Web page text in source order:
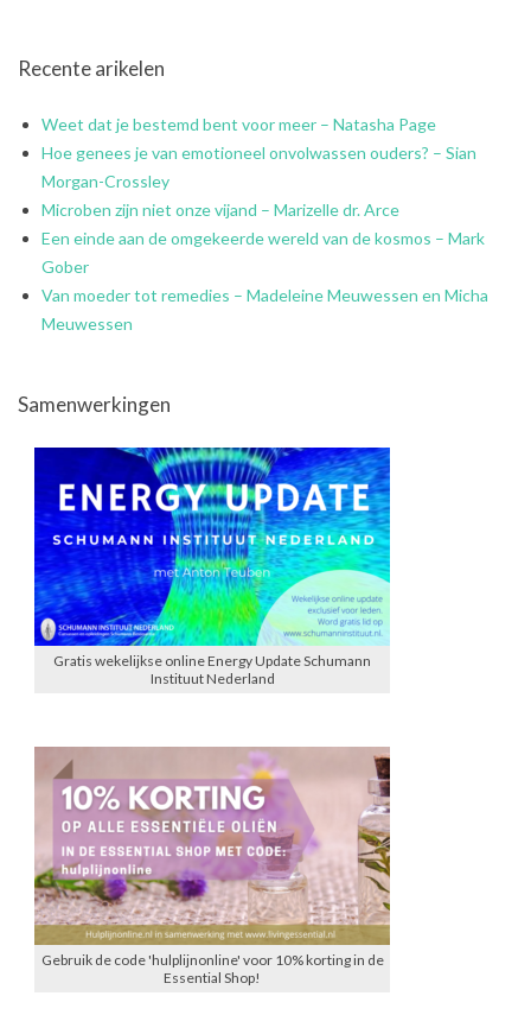
Recente arikelen
Weet dat je bestemd bent voor meer – Natasha Page
Hoe genees je van emotioneel onvolwassen ouders? – Sian
Morgan-Crossley
Microben zijn niet onze vijand – Marizelle dr. Arce
Een einde aan de omgekeerde wereld van de kosmos – Mark
Gober
Van moeder tot remedies – Madeleine Meuwessen en Micha
Meuwessen
Samenwerkingen
Gratis wekelijkse online Energy Update Schumann
Instituut Nederland
Gebruik de code 'hulplijnonline' voor 10% korting in de
Essential Shop!